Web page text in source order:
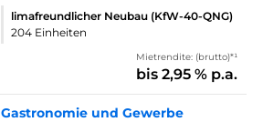
limafreundlicher Neubau (KfW-40-QNG)
204 Einheiten
Mietrendite: (brutto)*¹
bis 2,95 % p.a.
Gastronomie und Gewerbe